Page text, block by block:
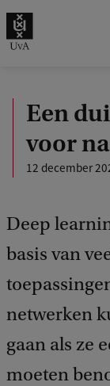
Een
voor
12 december
Deep
basis van
netwerken
gaan als ze
moeten